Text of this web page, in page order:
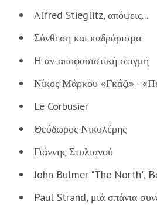
Alfred Stieglitz, απόψεις...
Σύνθεση και καδράρισμα
H αν-αποφασιστική στιγμή
Νίκος Μάρκου «Γκάζι» -
Le Corbusier
Θεόδωρος Νικολέρης
Γιάννης Στυλιανού
John Bulmer "The North",
Paul Strand, μιά σπάνια